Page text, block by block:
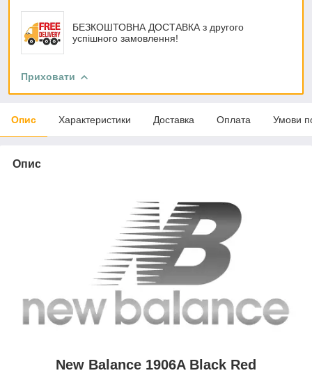
БЕЗКОШТОВНА ДОСТАВКА з другого
успішного замовлення!
Приховати
Опис Характеристики Доставка Оплата Умови
Опис
New Balance 1906A Black Red